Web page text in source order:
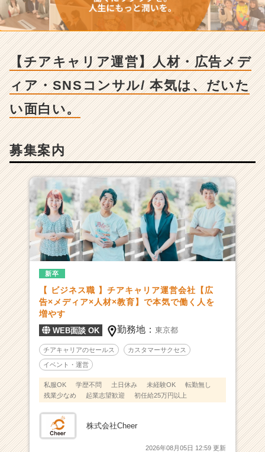
告
ア・
S
N
本
気
は、
だ
い
た
い
面
白
|
ベ
ン
ャ
ー・
成
企
業
ら
【チアキャリア運営】人材・広告メデ
ィア・SNSコンサル/ 本気は、だいた
い面白い。
募集案内
新卒
【 ビジネス職 】チアキャリア運営会社【広
告×メディア×人材×教育】で本気で働く人を
増やす
WEB面談 OK 勤務地：東京都
チアキャリアのセールス カスタマーサクセス
イベント・運営
私服OK 学歴不問 土日休み 未経験OK
転勤無し
残業少なめ
起業志望歓迎 初任給25万円以上
株式会社Cheer
2026年08月05日 12:59 更新